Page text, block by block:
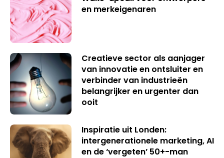
en merkeigenaren
Creatieve sector als aanjager
van innovatie en ontsluiter en
verbinder van industrieën
belangrijker en urgenter dan
ooit
Inspiratie uit Londen:
intergenerationele marketing, AI
en de ‘vergeten’ 50+-man